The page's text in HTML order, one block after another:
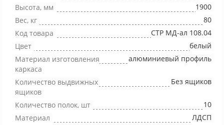
Высота, мм
1900
Вес, кг
80
Код товара
СТР МД-ал 108.04
Цвет
белый
Материал изготовления
каркаса
алюминиевый профиль
Количество выдвижных
ящиков
Без ящиков
Количество полок, шт
10
Материал
ЛДСП